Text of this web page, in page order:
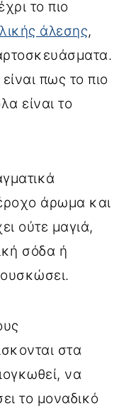
το πιο
άλεσης,
πως το πιο
είναι το
άρωμα και
ούτε μαγιά,
σόδα ή
στα
να
το μοναδικό